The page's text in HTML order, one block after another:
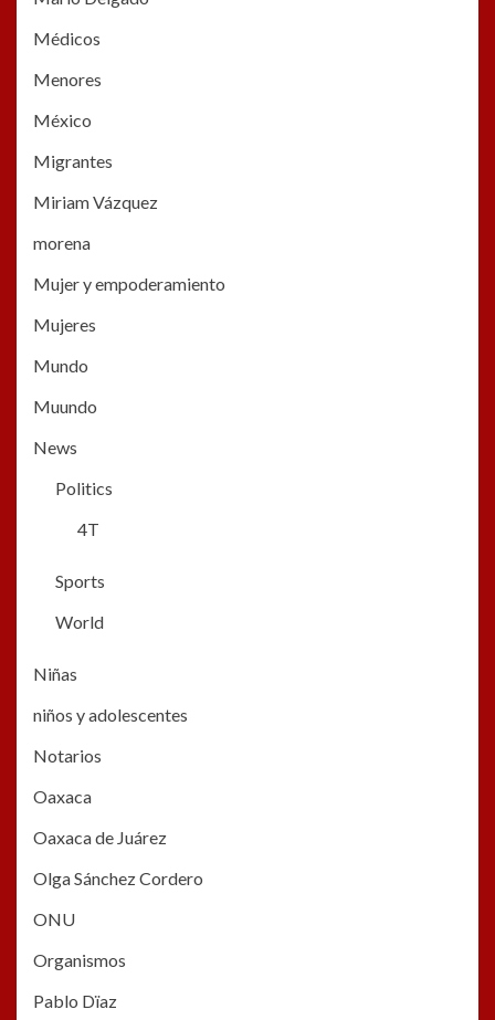
Médicos
Menores
México
Migrantes
Miriam Vázquez
morena
Mujer y empoderamiento
Mujeres
Mundo
Muundo
News
Politics
4T
Sports
World
Niñas
niños y adolescentes
Notarios
Oaxaca
Oaxaca de Juárez
Olga Sánchez Cordero
ONU
Organismos
Pablo Dïaz